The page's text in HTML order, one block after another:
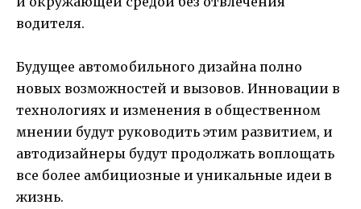
водителя.
Будущее автомобильного дизайна полно
новых возможностей и вызовов. Инновации в
технологиях и изменения в общественном
мнении будут руководить этим развитием, и
автодизайнеры будут продолжать воплощать
все более амбициозные и уникальные идеи в
жизнь.